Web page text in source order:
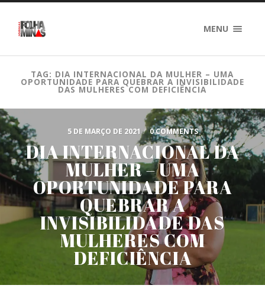
MENU
TAG: DIA INTERNACIONAL DA MULHER – UMA
OPORTUNIDADE PARA QUEBRAR A INVISIBILIDADE
DAS MULHERES COM DEFICIÊNCIA
5 DE MARÇO DE 2021 / 0 COMMENTS
DIA INTERNACIONAL DA
MULHER – UMA
OPORTUNIDADE PARA
QUEBRAR A
INVISIBILIDADE DAS
MULHERES COM
DEFICIÊNCIA